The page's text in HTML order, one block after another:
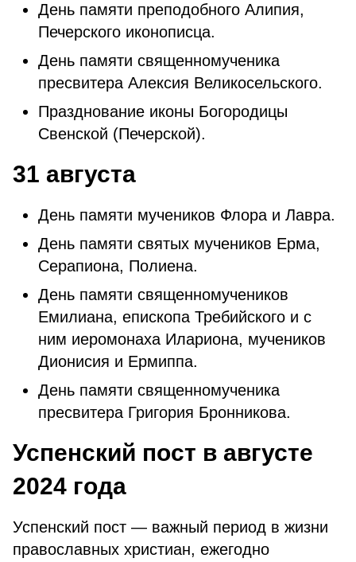
День памяти преподобного Алипия,
Печерского иконописца.
День памяти священномученика
пресвитера Алексия Великосельского.
Празднование иконы Богородицы
Свенской (Печерской).
31 августа
День памяти мучеников Флора и Лавра.
День памяти святых мучеников Ерма,
Серапиона, Полиена.
День памяти священномучеников
Емилиана, епископа Требийского и с
ним иеромонаха Илариона, мучеников
Дионисия и Ермиппа.
День памяти священномученика
пресвитера Григория Бронникова.
Успенский пост в августе
2024 года
Успенский пост — важный период в жизни
православных христиан, ежегодно